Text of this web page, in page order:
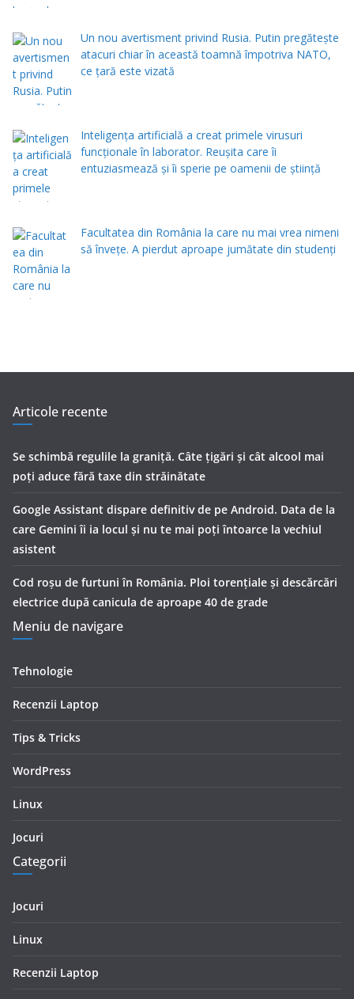
Un nou avertisment privind Rusia. Putin pregăteşte
atacuri chiar în această toamnă împotriva NATO,
ce țară este vizată
Inteligența artificială a creat primele virusuri
funcționale în laborator. Reușita care îi
entuziasmează și îi sperie pe oamenii de știință
Facultatea din România la care nu mai vrea nimeni
să înveţe. A pierdut aproape jumătate din studenţi
Articole recente
Se schimbă regulile la graniță. Câte țigări și cât alcool mai
poți aduce fără taxe din străinătate
Google Assistant dispare definitiv de pe Android. Data de la
care Gemini îi ia locul și nu te mai poți întoarce la vechiul
asistent
Cod roșu de furtuni în România. Ploi torențiale și descărcări
electrice după canicula de aproape 40 de grade
Meniu de navigare
Tehnologie
Recenzii Laptop
Tips & Tricks
WordPress
Linux
Jocuri
Categorii
Jocuri
Linux
Recenzii Laptop